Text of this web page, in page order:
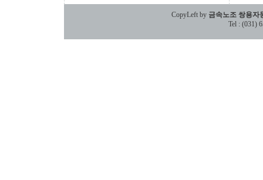
CopyLeft by 금속노조 쌍용자
Tel : (031)